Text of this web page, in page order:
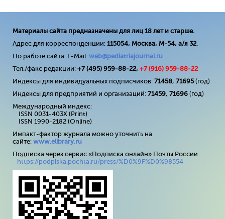
Материалы сайта предназначены для лиц 18 лет и старше.
Адрес для корреспонденции: 115054, Москва, М-54, а/я 32.
По работе сайта: E-Mail: web@pediatriajournal.ru
Тел./факс редакции: +7 (495) 959-88-22, +7 (916) 959-88-22
Индексы для индивидуальных подписчиков: 71458, 71695(год)
Индексы для предприятий и организаций: 71459, 71696 (год)
Международный индекс:
ISSN 0031-403X (Print)
ISSN 1990-2182 (Online)
Импакт-фактор журнала можно уточнить на
сайте: www.elibrary.ru
Подписка через сервис «Подписка онлайн» Почты России
- https://podpiska.pochta.ru/press/%D0%9F%D0%98554